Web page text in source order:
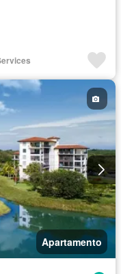
Apartamento